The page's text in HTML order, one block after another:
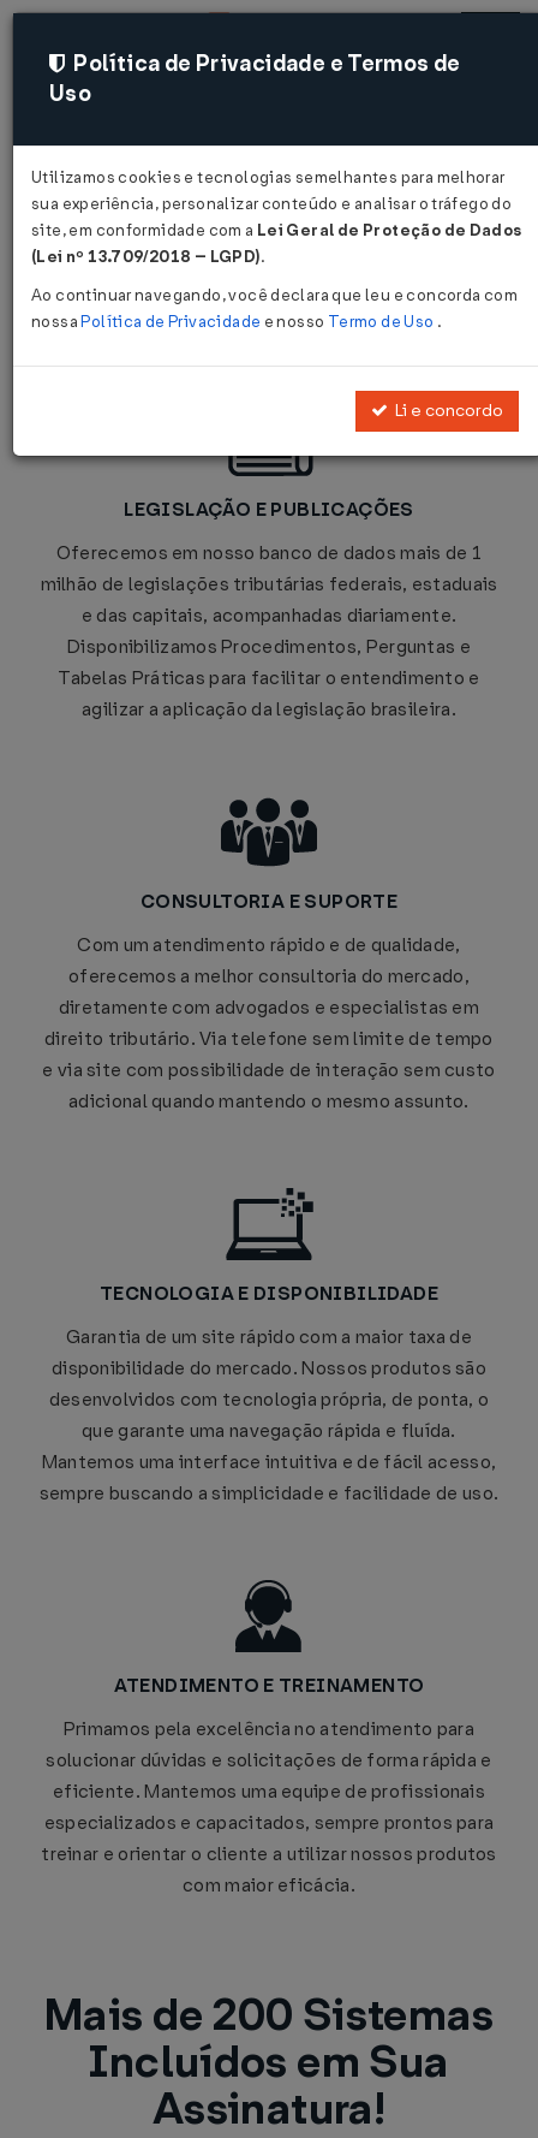
Acessar
Agilize Decisões
Seguras
LEGISLAÇÃO E PUBLICAÇÕES
Oferecemos em nosso banco de dados mais de 1
milhão de legislações tributárias federais, estaduais
e das capitais, acompanhadas diariamente.
Disponibilizamos Procedimentos, Perguntas e
Tabelas Práticas para facilitar o entendimento e
agilizar a aplicação da legislação brasileira.
CONSULTORIA E SUPORTE
Com um atendimento rápido e de qualidade,
oferecemos a melhor consultoria do mercado,
diretamente com advogados e especialistas em
direito tributário. Via telefone sem limite de tempo
e via site com possibilidade de interação sem custo
adicional quando mantendo o mesmo assunto.
TECNOLOGIA E DISPONIBILIDADE
Garantia de um site rápido com a maior taxa de
disponibilidade do mercado. Nossos produtos são
desenvolvidos com tecnologia própria, de ponta, o
que garante uma navegação rápida e fluída.
Mantemos uma interface intuitiva e de fácil acesso,
sempre buscando a simplicidade e facilidade de uso.
ATENDIMENTO E TREINAMENTO
Primamos pela excelência no atendimento para
solucionar dúvidas e solicitações de forma rápida e
eficiente. Mantemos uma equipe de profissionais
especializados e capacitados, sempre prontos para
treinar e orientar o cliente a utilizar nossos produtos
com maior eficácia.
Mais de 200 Sistemas
Incluídos em Sua
Assinatura!
Política de Privacidade e Termos de
Uso
Utilizamos cookies e tecnologias semelhantes para melhorar
sua experiência, personalizar conteúdo e analisar o tráfego do
site, em conformidade com a Lei Geral de Proteção de Dados
(Lei nº 13.709/2018 – LGPD).
Ao continuar navegando, você declara que leu e concorda com
nossaPolítica de Privacidade e nosso Termo de Uso .
Li e concordo